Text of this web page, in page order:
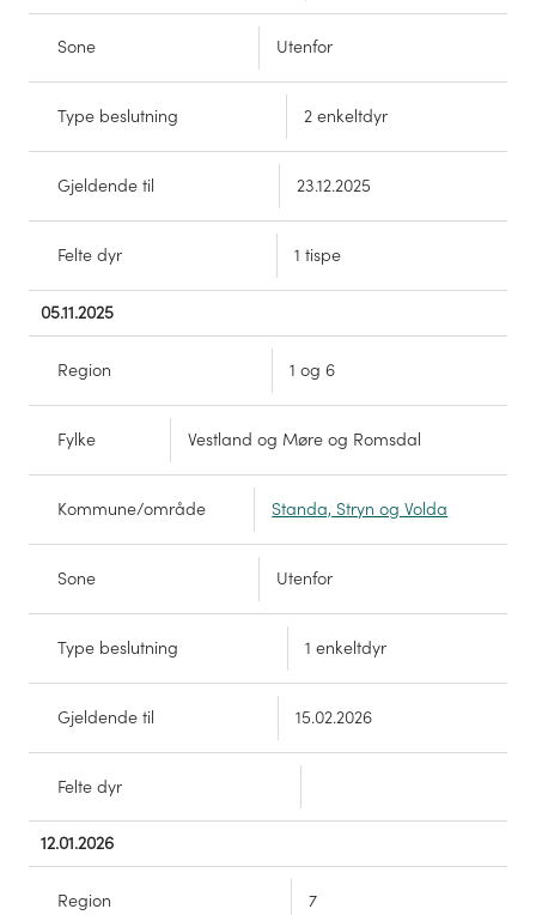
Sone Utenfor
Type beslutning 2 enkeltdyr
Gjeldende til 23.12.2025
Felte dyr 1 tispe
05.11.2025
Region 1 og 6
Fylke Vestland og Møre og Romsdal
Kommune/område Standa, Stryn og Volda
Sone Utenfor
Type beslutning 1 enkeltdyr
Gjeldende til 15.02.2026
Felte dyr
12.01.2026
Region 7